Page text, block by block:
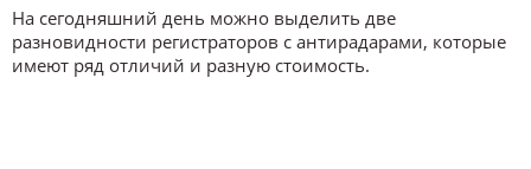
На сегодняшний день можно выделить две
разновидности регистраторов с антирадарами, которые
имеют ряд отличий и разную стоимость.